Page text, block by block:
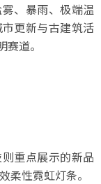
、暴雨、极端温
更新与古建筑活
道。
重点展示的新品
柔性霓虹灯条。